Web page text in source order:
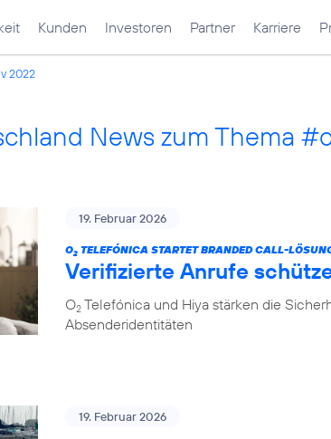
Kunden Investoren Partner Karriere
2022
News zum Thema
19. Februar 2026
O2 TELEFÓNICA STARTET BRANDED CALL-
Verifizierte Anrufe
O2 Telefónica und Hiya stärken die
Absenderidentitäten
19. Februar 2026